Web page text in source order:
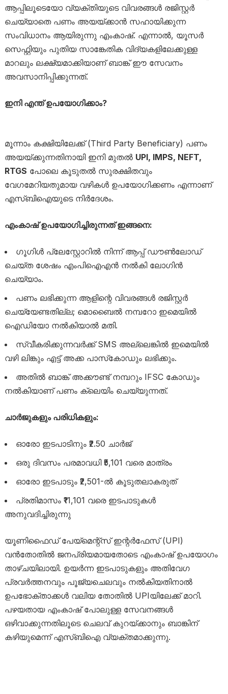
ആപ്പിലൂടെയോ വ്യക്തിയുടെ വിവരങ്ങൾ രജിസ്റ്റർ
ചെയ്യാതെ പണം അയയ്ക്കാൻ സഹായിക്കുന്ന
സംവിധാനം ആയിരുന്നു എംകാഷ്. എന്നാൽ, യൂസർ
സെഫ്റ്റിയും പുതിയ സാങ്കേതിക വിദ്യകളിലേക്കുള്ള
മാറലും ലക്ഷ്യമാക്കിയാണ് ബാങ്ക് ഈ സേവനം
അവസാനിപ്പിക്കുന്നത്.
ഇനി എന്ത് ഉപയോഗിക്കാം?
മൂന്നാം കക്ഷിയിലേക്ക് (Third Party Beneficiary) പണം
അയയ്ക്കുന്നതിനായി ഇനി മുതൽ UPI, IMPS, NEFT,
RTGS പോലെ കൂടുതൽ സുരക്ഷിതവും
വേഗമേറിയതുമായ വഴികൾ ഉപയോഗിക്കണം എന്നാണ്
എസ്‌ബിഐയുടെ നിർദേശം.
എംകാഷ് ഉപയോഗിച്ചിരുന്നത് ഇങ്ങനെ:
ഗൂഗിൾ പ്ലേസ്റ്റോറിൽ നിന്ന് ആപ്പ് ഡൗൺലോഡ്
ചെയ്ത ശേഷം എംപിഐഎൻ നൽകി ലോഗിൻ
ചെയ്യാം.
പണം ലഭിക്കുന്ന ആളിന്റെ വിവരങ്ങൾ രജിസ്റ്റർ
ചെയ്യേണ്ടതില്ല; മൊബൈൽ നമ്പറോ ഇമെയിൽ
ഐഡിയോ നൽകിയാൽ മതി.
സ്വീകരിക്കുന്നവർക്ക് SMS അല്ലെങ്കിൽ ഇമെയിൽ
വഴി ലിങ്കും എട്ട് അക്ക പാസ്‌കോഡും ലഭിക്കും.
അതിൽ ബാങ്ക് അക്കൗണ്ട് നമ്പറും IFSC കോഡും
നൽകിയാണ് പണം ക്ലെയിം ചെയ്യുന്നത്.
ചാർജുകളും പരിധികളും:
ഓരോ ഇടപാടിനും ₹2.50 ചാർജ്
ഒരു ദിവസം പരമാവധി ₹5,101 വരെ മാത്രം
ഓരോ ഇടപാടും ₹2,501-ൽ കൂടുതലാകരുത്
പ്രതിമാസം ₹11,101 വരെ ഇടപാടുകൾ
അനുവദിച്ചിരുന്നു
യൂണിഫൈഡ് പേയ്‌മെന്റ്‌സ് ഇന്റർഫേസ് (UPI)
വൻതോതിൽ ജനപ്രിയമായതോടെ എംകാഷ് ഉപയോഗം
താഴ്ചയിലായി. ഉയർന്ന ഇടപാടുകളും അതിവേഗ
പ്രവർത്തനവും പൂജ്യചെലവും നൽകിയതിനാൽ
ഉപഭോക്താക്കൾ വലിയ തോതിൽ UPIയിലേക്ക് മാറി.
പഴയതായ എംകാഷ് പോലുള്ള സേവനങ്ങൾ
ഒഴിവാക്കുന്നതിലൂടെ ചെലവ് കുറയ്ക്കാനും ബാങ്കിന്
കഴിയുമെന്ന് എസ്‌ബിഐ വ്യക്തമാക്കുന്നു.